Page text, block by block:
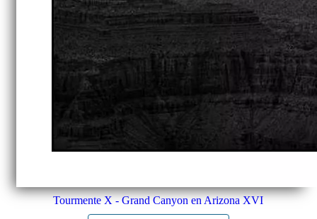
Tourmente X - Grand Canyon en Arizona XVI